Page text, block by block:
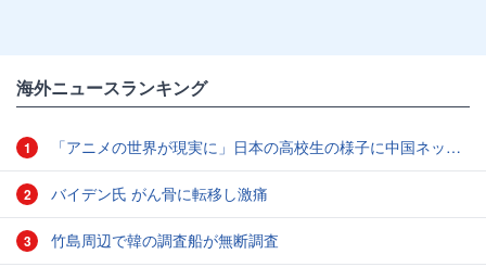
海外ニュースランキング
1 「アニメの世界が現実に」日本の高校生の様子に中国ネット「青春」「うらやましい」
2 バイデン氏 がん骨に転移し激痛
3 竹島周辺で韓の調査船が無断調査